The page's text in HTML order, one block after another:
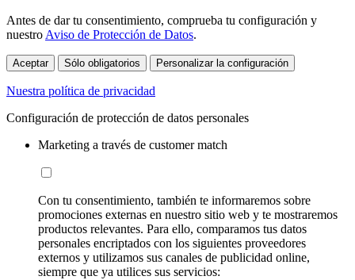
Antes de dar tu consentimiento, comprueba tu configuración y
nuestro Aviso de Protección de Datos.
Aceptar Sólo obligatorios Personalizar la configuración
Nuestra política de privacidad
Configuración de protección de datos personales
Marketing a través de customer match
Con tu consentimiento, también te informaremos sobre
promociones externas en nuestro sitio web y te mostraremos
productos relevantes. Para ello, comparamos tus datos
personales encriptados con los siguientes proveedores
externos y utilizamos sus canales de publicidad online,
siempre que ya utilices sus servicios: